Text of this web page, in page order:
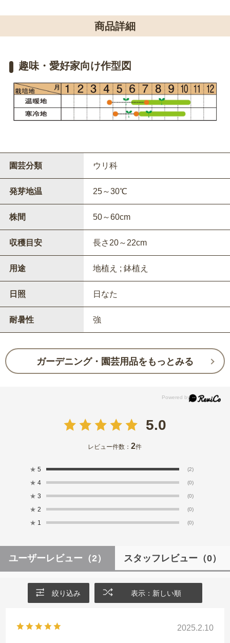
商品詳細
趣味・愛好家向け作型図
園芸分類 ウリ科
発芽地温 25～30℃
株間 50～60cm
収穫目安 長さ20～22cm
用途 地植え ; 鉢植え
日照 日なた
耐暑性 強
ガーデニング・園芸用品をもっとみる
5.0
レビュー件数：2件
★ 5 (2)
★ 4 (0)
★ 3 (0)
★ 2 (0)
★ 1 (0)
ユーザーレビュー （2） スタッフレビュー （0）
絞り込み 表示：新しい順
2025.2.10